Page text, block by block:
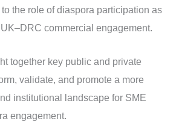
the role of diaspora participation as
commercial engagement.
together key public and private
validate, and promote a more
institutional landscape for SME
engagement.